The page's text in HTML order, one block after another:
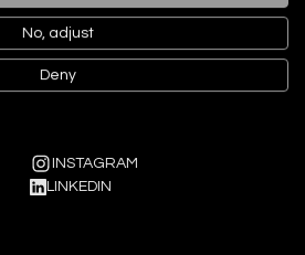
INSTAGRAM
LINKEDIN
No, adjust
Deny